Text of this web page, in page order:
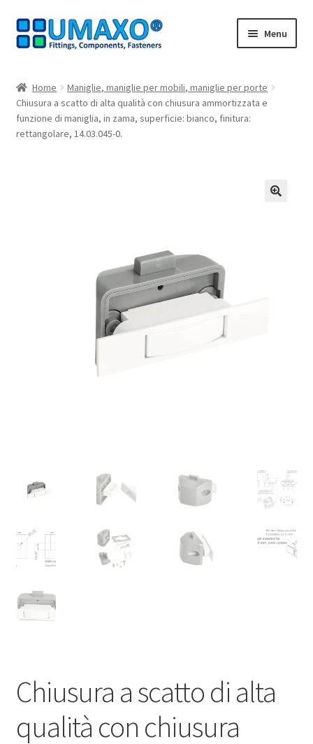
Vai
alla
Vai
al
Menu
AGB
Carrello
Ritiro dal contratto
Home
Maniglie, maniglie per mobili, maniglie per porte
Chiusura a scatto di alta qualità con chiusura ammortizzata e
funzione di maniglia, in zama, superficie: bianco, finitura:
rettangolare, 14.03.045-0.
Chiusura a scatto di alta
qualità con chiusura